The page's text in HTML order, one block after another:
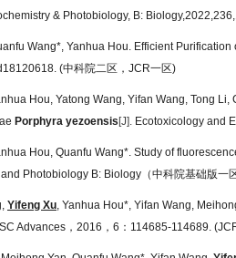
& Photobiology, B:
Wang*, Yanhua Hou. Efficient
(中科院二区， JCR一区)
Hou, Yatong Wang, Yifan Wang, Tong
Porphyra yezoensis [J]. Ecotoxicology and
Hou, Quanfu Wang*. Study of
Photobiology B: Biology （中科院基础版一
Yifeng Xu, Yanhua Hou*, Yifan Wang,
Advances ， 2016 ， 6 ： 114685-114689.